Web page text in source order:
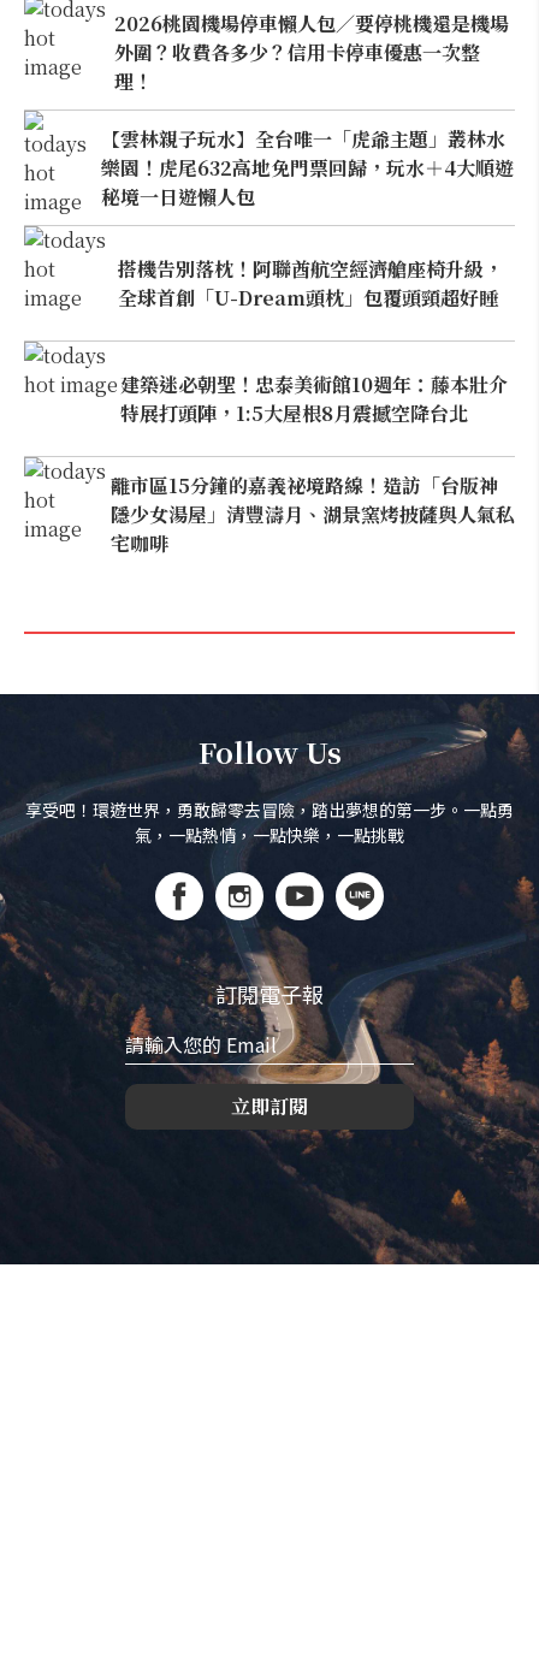
2026桃園機場停車懶人包／要停桃機還是機場
外圍？收費各多少？信用卡停車優惠一次整
理！
【雲林親子玩水】全台唯一「虎爺主題」叢林水
樂園！虎尾632高地免門票回歸，玩水＋4大順遊
秘境一日遊懶人包
搭機告別落枕！阿聯酋航空經濟艙座椅升級，
全球首創「U-Dream頭枕」包覆頭頸超好睡
建築迷必朝聖！忠泰美術館10週年：藤本壯介
特展打頭陣，1:5大屋根8月震撼空降台北
離市區15分鐘的嘉義祕境路線！造訪「台版神
隱少女湯屋」清豐濤月、湖景窯烤披薩與人氣私
宅咖啡
Follow Us
享受吧！環遊世界，勇敢歸零去冒險，踏出夢想的第一步。一點勇
氣，一點熱情，一點快樂，一點挑戰
訂閱電子報
立即訂閱